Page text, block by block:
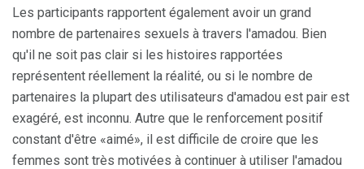
Les participants rapportent également avoir un grand
nombre de partenaires sexuels à travers l'amadou. Bien
qu'il ne soit pas clair si les histoires rapportées
représentent réellement la réalité, ou si le nombre de
partenaires la plupart des utilisateurs d'amadou est pair est
exagéré, est inconnu. Autre que le renforcement positif
constant d'être «aimé», il est difficile de croire que les
femmes sont très motivées à continuer à utiliser l'amadou